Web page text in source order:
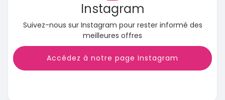
Instagram
Suivez-nous sur Instagram pour rester informé des
meilleures offres
Accédez à notre page Instagram